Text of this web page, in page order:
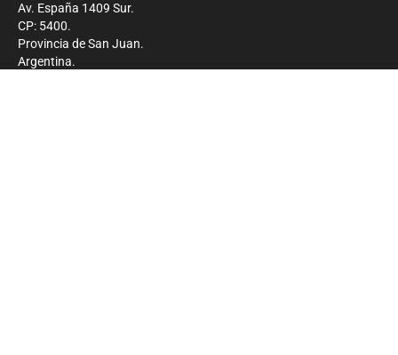
Av. España 1409 Sur.
CP: 5400.
Provincia de San Juan.
Argentina.